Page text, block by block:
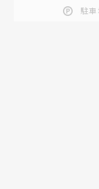
駐車